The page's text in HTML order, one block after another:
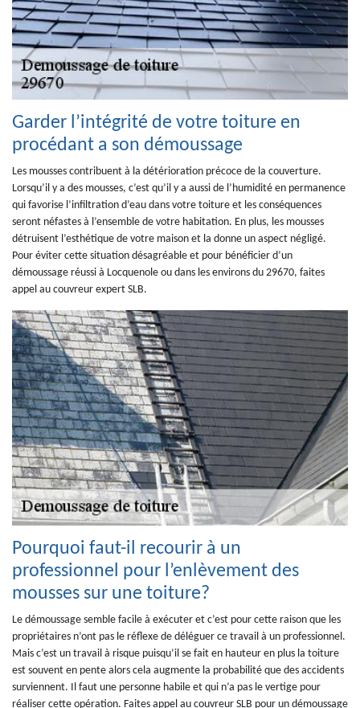
Garder l’intégrité de votre toiture en
procédant a son démoussage
Les mousses contribuent à la détérioration précoce de la couverture.
Lorsqu’il y a des mousses, c’est qu’il y a aussi de l’humidité en permanence
qui favorise l’infiltration d’eau dans votre toiture et les conséquences
seront néfastes à l’ensemble de votre habitation. En plus, les mousses
détruisent l’esthétique de votre maison et la donne un aspect négligé.
Pour éviter cette situation désagréable et pour bénéficier d’un
démoussage réussi à Locquenole ou dans les environs du 29670, faites
appel au couvreur expert SLB.
Pourquoi faut-il recourir à un
professionnel pour l’enlèvement des
mousses sur une toiture?
Le démoussage semble facile à exécuter et c’est pour cette raison que les
propriétaires n’ont pas le réflexe de déléguer ce travail à un professionnel.
Mais c’est un travail à risque puisqu’il se fait en hauteur en plus la toiture
est souvent en pente alors cela augmente la probabilité que des accidents
surviennent. Il faut une personne habile et qui n’a pas le vertige pour
réaliser cette opération. Faites appel au couvreur SLB pour un démoussage